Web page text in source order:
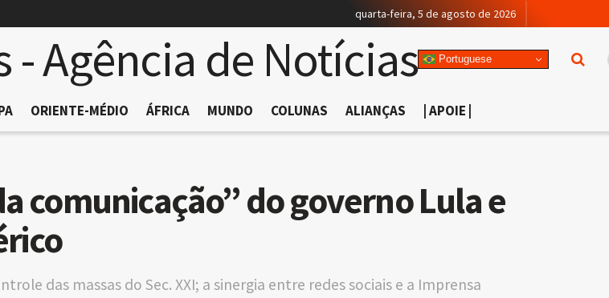
quarta-feira, 5 de agosto de 2026
Portuguese
ORIENTE-MÉDIO ÁFRICA MUNDO COLUNAS ALIANÇAS | APOIE |
comunicação” do governo Lula e
das massas do Sec. XXI; a sinergia entre redes sociais e a Imprensa